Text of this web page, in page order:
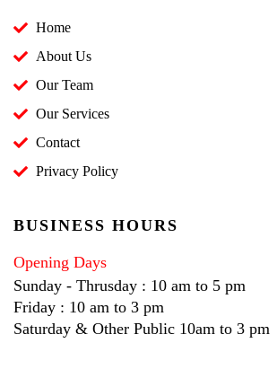
Home
About Us
Our Team
Our Services
Contact
Privacy Policy
BUSINESS HOURS
Opening Days
Sunday - Thrusday : 10 am to 5 pm
Friday : 10 am to 3 pm
Saturday & Other Public 10am to 3 pm